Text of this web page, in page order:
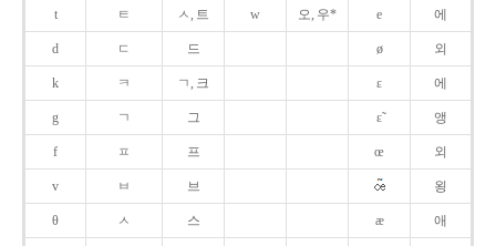
t ㅌ ㅅ, 트 w 오, 우* e 에
d ㄷ 드 ø 외
k ㅋ ㄱ, 크 ɛ 에
g ㄱ 그 ɛ̃ 앵
f ㅍ 프 œ 외
v ㅂ 브 욍
θ ㅅ 스 æ 애